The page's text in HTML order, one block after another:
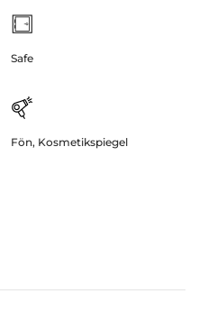
Safe
Fön, Kosmetikspiegel